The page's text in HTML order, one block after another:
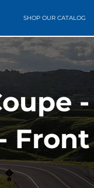
SHOP OUR CATALOG